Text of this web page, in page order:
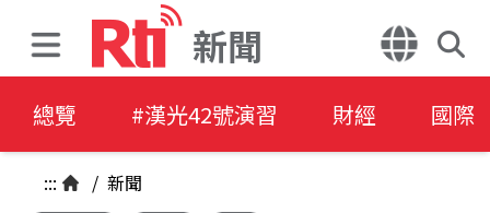
新聞
總覽 #漢光42號演習 財經 國際
::: / 新聞